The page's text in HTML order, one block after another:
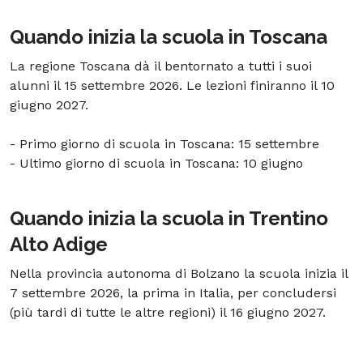
Quando inizia la scuola in Toscana
La regione Toscana dà il bentornato a tutti i suoi
alunni il 15 settembre 2026. Le lezioni finiranno il 10
giugno 2027.
- Primo giorno di scuola in Toscana: 15 settembre
- Ultimo giorno di scuola in Toscana: 10 giugno
Quando inizia la scuola in Trentino
Alto Adige
Nella provincia autonoma di Bolzano la scuola inizia il
7 settembre 2026, la prima in Italia, per concludersi
(più tardi di tutte le altre regioni) il 16 giugno 2027.